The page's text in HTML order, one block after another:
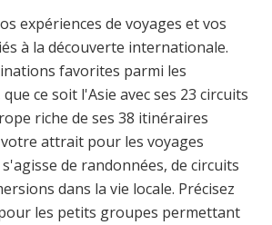
expériences de voyages et vos
à la découverte internationale.
favorites parmi les
ce soit l'Asie avec ses 23 circuits
riche de ses 38 itinéraires
attrait pour les voyages
de randonnées, de circuits
dans la vie locale. Précisez
les petits groupes permettant